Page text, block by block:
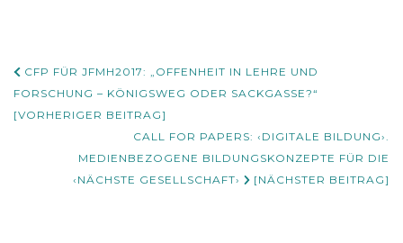
Beitrags-
Navigation
CFP FÜR JFMH2017: „OFFENHEIT IN LEHRE UND
FORSCHUNG – KÖNIGSWEG ODER SACKGASSE?“
[VORHERIGER BEITRAG]
CALL FOR PAPERS: ‹DIGITALE BILDUNG›.
MEDIENBEZOGENE BILDUNGSKONZEPTE FÜR DIE
‹NÄCHSTE GESELLSCHAFT›
[NÄCHSTER BEITRAG]